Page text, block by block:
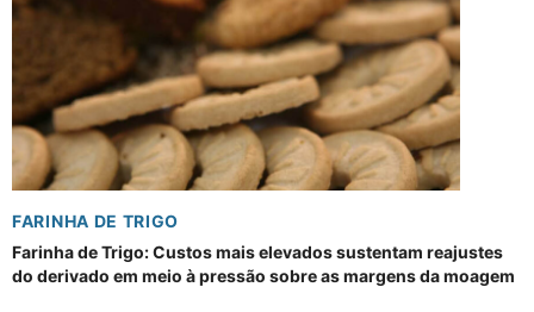
FARINHA DE TRIGO
Farinha de Trigo: Custos mais elevados sustentam reajustes
do derivado em meio à pressão sobre as margens da moagem